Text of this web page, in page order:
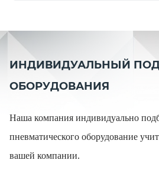
ИНДИВИДУАЛЬНЫЙ
ОБОРУДОВАНИЯ
Наша компания индивидуально
пневматического оборудование
вашей компании.